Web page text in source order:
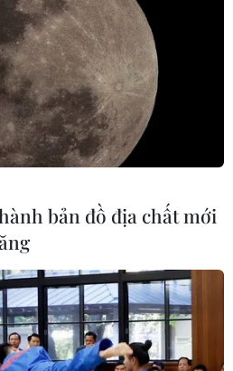
bản đồ địa chất mới